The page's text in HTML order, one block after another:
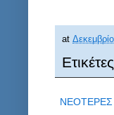
at
ΝΕΟΤΕΡΕΣ